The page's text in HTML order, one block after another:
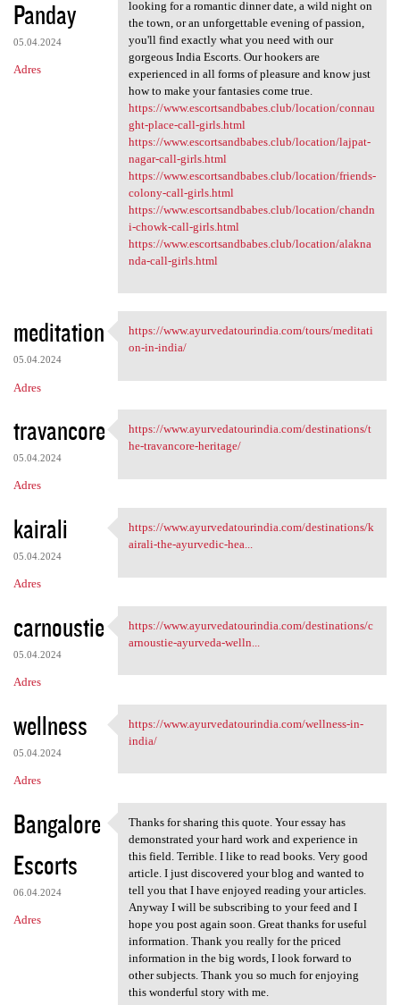
Panday
05.04.2024
Adres
looking for a romantic dinner date, a wild night on
the town, or an unforgettable evening of passion,
you'll find exactly what you need with our
gorgeous India Escorts. Our hookers are
experienced in all forms of pleasure and know just
how to make your fantasies come true.
https://www.escortsandbabes.club/location/connau
ght-place-call-girls.html
https://www.escortsandbabes.club/location/lajpat-
nagar-call-girls.html
https://www.escortsandbabes.club/location/friends-
colony-call-girls.html
https://www.escortsandbabes.club/location/chandn
i-chowk-call-girls.html
https://www.escortsandbabes.club/location/alakna
nda-call-girls.html
meditation
05.04.2024
Adres
https://www.ayurvedatourindia
https://www.ayurvedatourindia.com/tours/meditati
on-in-india/
travancore
05.04.2024
Adres
https://www.ayurvedatourindia
https://www.ayurvedatourindia.com/destinations/t
he-travancore-heritage/
kairali
05.04.2024
Adres
https://www.ayurvedatourindia
https://www.ayurvedatourindia.com/destinations/k
airali-the-ayurvedic-hea...
carnoustie
05.04.2024
Adres
https://www.ayurvedatourindia
https://www.ayurvedatourindia.com/destinations/c
arnoustie-ayurveda-welln...
wellness
05.04.2024
Adres
https://www.ayurvedatourindia
https://www.ayurvedatourindia.com/wellness-in-
india/
Bangalore
Escorts
06.04.2024
Adres
Thanks for sharing this quote
Thanks for sharing this quote. Your essay has
demonstrated your hard work and experience in
this field. Terrible. I like to read books. Very good
article. I just discovered your blog and wanted to
tell you that I have enjoyed reading your articles.
Anyway I will be subscribing to your feed and I
hope you post again soon. Great thanks for useful
information. Thank you really for the priced
information in the big words, I look forward to
other subjects. Thank you so much for enjoying
this wonderful story with me.